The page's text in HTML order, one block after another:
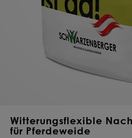
Witterungsflexible
für Pferdeweide
Deine Saat-
Mischung
konfigurieren
QUALITÄT VOM PROFI
INDIVIDUELL FÜR DICH